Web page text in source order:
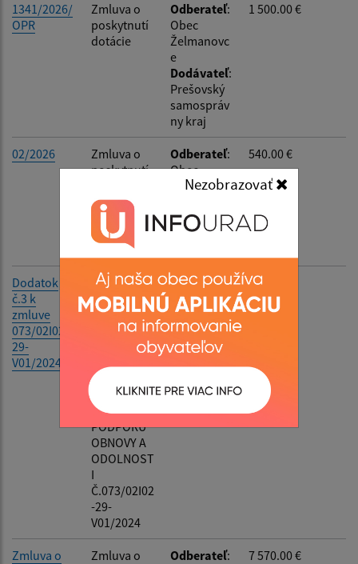
Nezobrazovať
Typ:
1341/2026/
OPR
Zmluva o
poskytnutí
dotácie
Odberateľ:
Obec
Želmanovc
e
Dodávateľ:
Prešovský
samospráv
ny kraj
1 500.00 €
02/2026
Zmluva o
poskytnutí
príspevku
Odberateľ:
Obec
Želmanovc
Dodávateľ:
Iskra
540.00 €
Dodatok
č.3 k
zmluve
073/02I02-
29-
V01/2024
Dodatok
č.03 K
ZMLUVE O
POSKYTNU
PROSTRIED
KOV
MECHANIZ
MU NA
PODPORU
OBNOVY A
ODOLNOST
I
Č.073/02I02
-29-
V01/2024
Odberateľ:
Obec
Želmanovc
e
Dodávateľ
Ministerstv
SR
0.00 €
Zmluva o
Zmluva o
Odberateľ:
7 570.00 €